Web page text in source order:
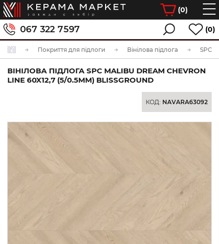
(0)
067 322 7597 (0)
Покриття для підлоги Вінілова підлога SPC
ВІНІЛОВА ПІДЛОГА SPC MALIBU DREAM CHEVRON
LINE 60X12,7 (5/0.5MM) BLISSGROUND
КОД: NAVARA63092